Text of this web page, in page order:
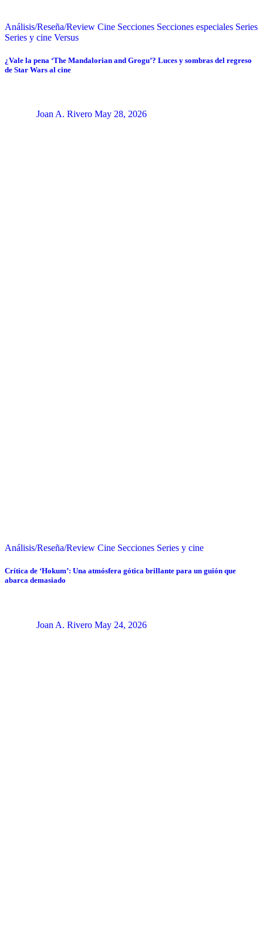
Análisis/Reseña/Review Cine Secciones Secciones especiales Series
Series y cine Versus
¿Vale la pena ‘The Mandalorian and Grogu’? Luces y sombras del regreso
de Star Wars al cine
Joan A. Rivero May 28, 2026
Análisis/Reseña/Review Cine Secciones Series y cine
Crítica de ‘Hokum’: Una atmósfera gótica brillante para un guión que
abarca demasiado
Joan A. Rivero May 24, 2026